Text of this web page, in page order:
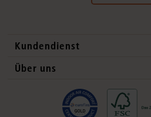
Kundendienst
Kontaktdaten
Häufig gestellte Fragen
Über uns
Qualitätsprodukte
Gesund und sicher